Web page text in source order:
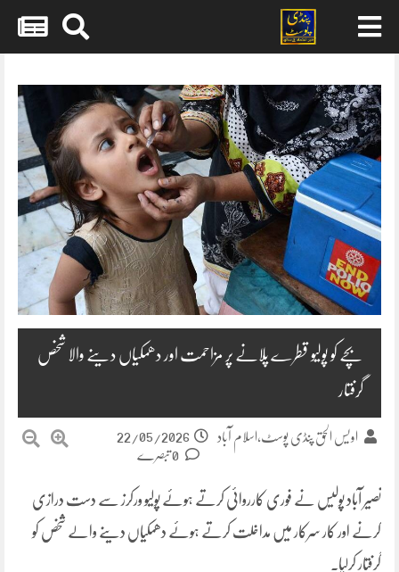
content
بچے کو پولیو قطرے پلانے پر مزاحمت اور دھمکیاں دینے والا شخص
گرفتار
اویس الحق پنڈی پوسٹ،اسلام آباد
22/05/2026
نصیر آباد پولیس نے فوری کارروائی کرتے ہوئے پولیو ورکرز سے دست درازی
کرنے اور کار سرکار میں مداخلت کرتے ہوئے دھمکیاں دینے والے شخص کو
گرفتار کرلیا۔